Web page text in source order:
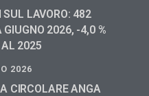
SUL LAVORO: 482
2026, -4,0 %
AL 2025
2026
CIRCOLARE ANGA